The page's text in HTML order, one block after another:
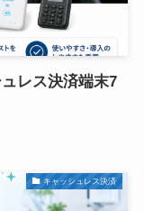
レス決済端末7
キャッシュレス決済